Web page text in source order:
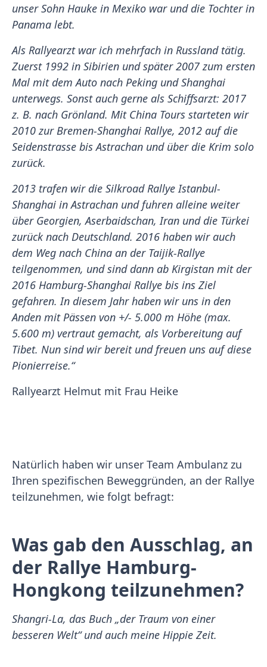
unser Sohn Hauke in Mexiko war und die Tochter in
Panama lebt.
Als Rallyearzt war ich mehrfach in Russland tätig.
Zuerst 1992 in Sibirien und später 2007 zum ersten
Mal mit dem Auto nach Peking und Shanghai
unterwegs. Sonst auch gerne als Schiffsarzt: 2017
z. B. nach Grönland. Mit China Tours starteten wir
2010 zur Bremen-Shanghai Rallye, 2012 auf die
Seidenstrasse bis Astrachan und über die Krim solo
zurück.
2013 trafen wir die Silkroad Rallye Istanbul-
Shanghai in Astrachan und fuhren alleine weiter
über Georgien, Aserbaidschan, Iran und die Türkei
zurück nach Deutschland. 2016 haben wir auch
dem Weg nach China an der Taijik-Rallye
teilgenommen, und sind dann ab Kirgistan mit der
2016 Hamburg-Shanghai Rallye bis ins Ziel
gefahren. In diesem Jahr haben wir uns in den
Anden mit Pässen von +/- 5.000 m Höhe (max.
5.600 m) vertraut gemacht, als Vorbereitung auf
Tibet. Nun sind wir bereit und freuen uns auf diese
Pionierreise.“
Rallyearzt Helmut mit Frau Heike
Natürlich haben wir unser Team Ambulanz zu
Ihren spezifischen Beweggründen, an der Rallye
teilzunehmen, wie folgt befragt:
Was gab den Ausschlag, an
der Rallye Hamburg-
Hongkong teilzunehmen?
Shangri-La, das Buch „der Traum von einer
besseren Welt“ und auch meine Hippie Zeit.